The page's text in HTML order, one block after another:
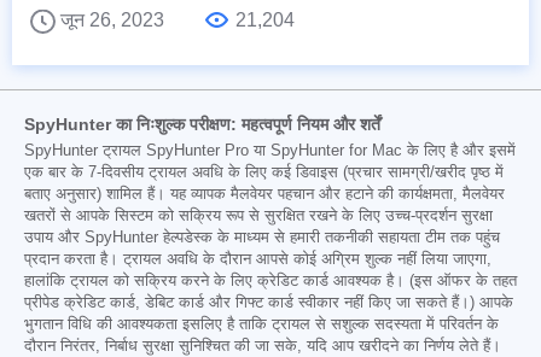
जून 26, 2023
21,204
SpyHunter का निःशुल्क परीक्षण: महत्वपूर्ण नियम और शर्तें
SpyHunter ट्रायल SpyHunter Pro या SpyHunter for Mac के लिए है और इसमें
एक बार के 7-दिवसीय ट्रायल अवधि के लिए कई डिवाइस (प्रचार सामग्री/खरीद पृष्ठ में
बताए अनुसार) शामिल हैं। यह व्यापक मैलवेयर पहचान और हटाने की कार्यक्षमता, मैलवेयर
खतरों से आपके सिस्टम को सक्रिय रूप से सुरक्षित रखने के लिए उच्च-प्रदर्शन सुरक्षा
उपाय और SpyHunter हेल्पडेस्क के माध्यम से हमारी तकनीकी सहायता टीम तक पहुंच
प्रदान करता है। ट्रायल अवधि के दौरान आपसे कोई अग्रिम शुल्क नहीं लिया जाएगा,
हालांकि ट्रायल को सक्रिय करने के लिए क्रेडिट कार्ड आवश्यक है। (इस ऑफर के तहत
प्रीपेड क्रेडिट कार्ड, डेबिट कार्ड और गिफ्ट कार्ड स्वीकार नहीं किए जा सकते हैं।) आपके
भुगतान विधि की आवश्यकता इसलिए है ताकि ट्रायल से सशुल्क सदस्यता में परिवर्तन के
दौरान निरंतर, निर्बाध सुरक्षा सुनिश्चित की जा सके, यदि आप खरीदने का निर्णय लेते हैं।